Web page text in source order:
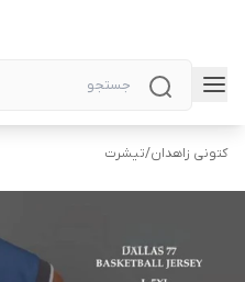
کتونی زاهدان/تیشرت